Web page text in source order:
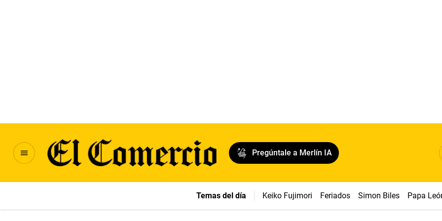
Pregúntale a Merlín IA
Temas del día Keiko Fujimori Feriados Simon Biles Papa